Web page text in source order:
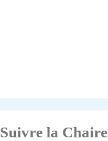
Suivre la Chaire